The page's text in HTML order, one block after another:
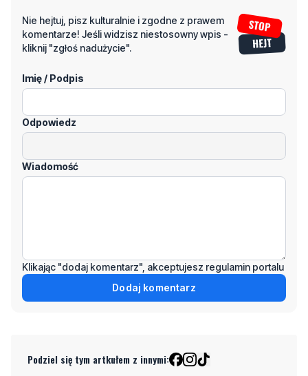
Nie hejtuj, pisz kulturalnie i zgodne z prawem
komentarze! Jeśli widzisz niestosowny wpis -
kliknij "zgłoś nadużycie".
Imię / Podpis
Odpowiedz
Wiadomość
Klikając "dodaj komentarz", akceptujesz regulamin portalu
Dodaj komentarz
Podziel się tym artkułem z innymi: